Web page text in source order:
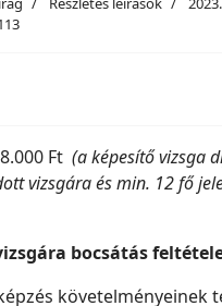
Ft (a képesítő vizsga
vizsgára és min. 12 fő
bocsátás
követelményeinek